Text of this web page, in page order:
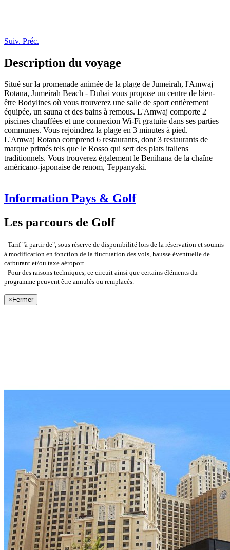
Suiv. Préc.
Description du voyage
Situé sur la promenade animée de la plage de Jumeirah, l'Amwaj
Rotana, Jumeirah Beach - Dubai vous propose un centre de bien-
être Bodylines où vous trouverez une salle de sport entièrement
équipée, un sauna et des bains à remous. L'Amwaj comporte 2
piscines chauffées et une connexion Wi-Fi gratuite dans ses parties
communes. Vous rejoindrez la plage en 3 minutes à pied.
L'Amwaj Rotana comprend 6 restaurants, dont 3 restaurants de
marque primés tels que le Rosso qui sert des plats italiens
traditionnels. Vous trouverez également le Benihana de la chaîne
américano-japonaise de renom, Teppanyaki.
Information Pays & Golf
Les parcours de Golf
- Tarif "à partir de", sous réserve de disponibilité lors de la réservation et soumis
à modification en fonction de la fluctuation des vols, hausse éventuelle de
carburant et/ou taxe aéroport.
- Pour des raisons techniques, ce circuit ainsi que certains éléments du
programme peuvent être annulés ou remplacés.
× Fermer